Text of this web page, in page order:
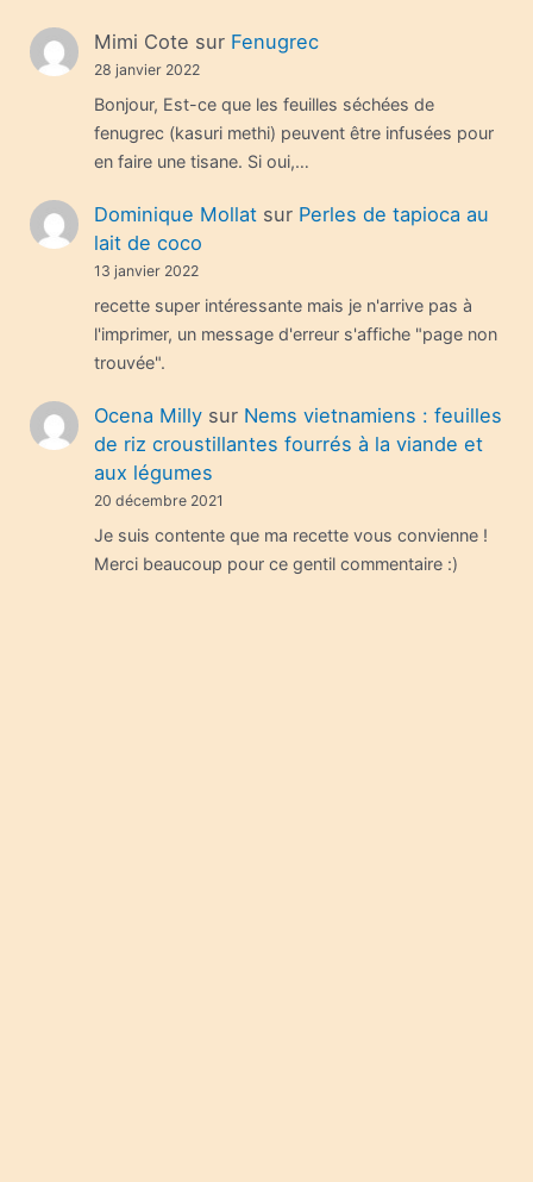
Mimi Cote sur Fenugrec
28 janvier 2022
Bonjour, Est-ce que les feuilles séchées de
fenugrec (kasuri methi) peuvent être infusées pour
en faire une tisane. Si oui,…
Dominique Mollatsur Perles de tapioca au
lait de coco
13 janvier 2022
recette super intéressante mais je n'arrive pas à
l'imprimer, un message d'erreur s'affiche "page non
trouvée".
Ocena Millysur Nems vietnamiens : feuilles
de riz croustillantes fourrés à la viande et
aux légumes
20 décembre 2021
Je suis contente que ma recette vous convienne !
Merci beaucoup pour ce gentil commentaire :)